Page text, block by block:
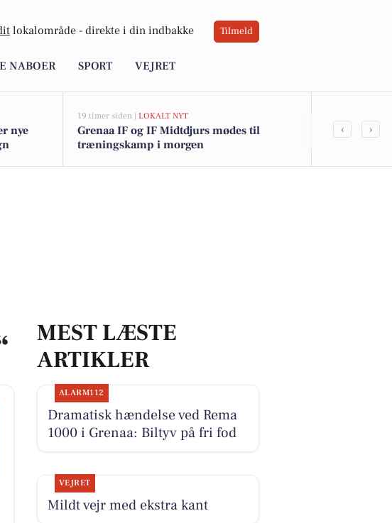
lokalområde - direkte i din indbakke Tilmeld
NABOER SPORT VEJRET
nye
19 timer siden | LOKALT NYT
Grenaa IF og IF Midtdjurs mødes til
træningskamp i morgen
Poul
‹ ›
MEST LÆSTE
ARTIKLER
ALARM112
Dramatisk hændelse ved Rema
1000 i Grenaa: Biltyv på fri fod
VEJRET
Mildt vejr med ekstra kant